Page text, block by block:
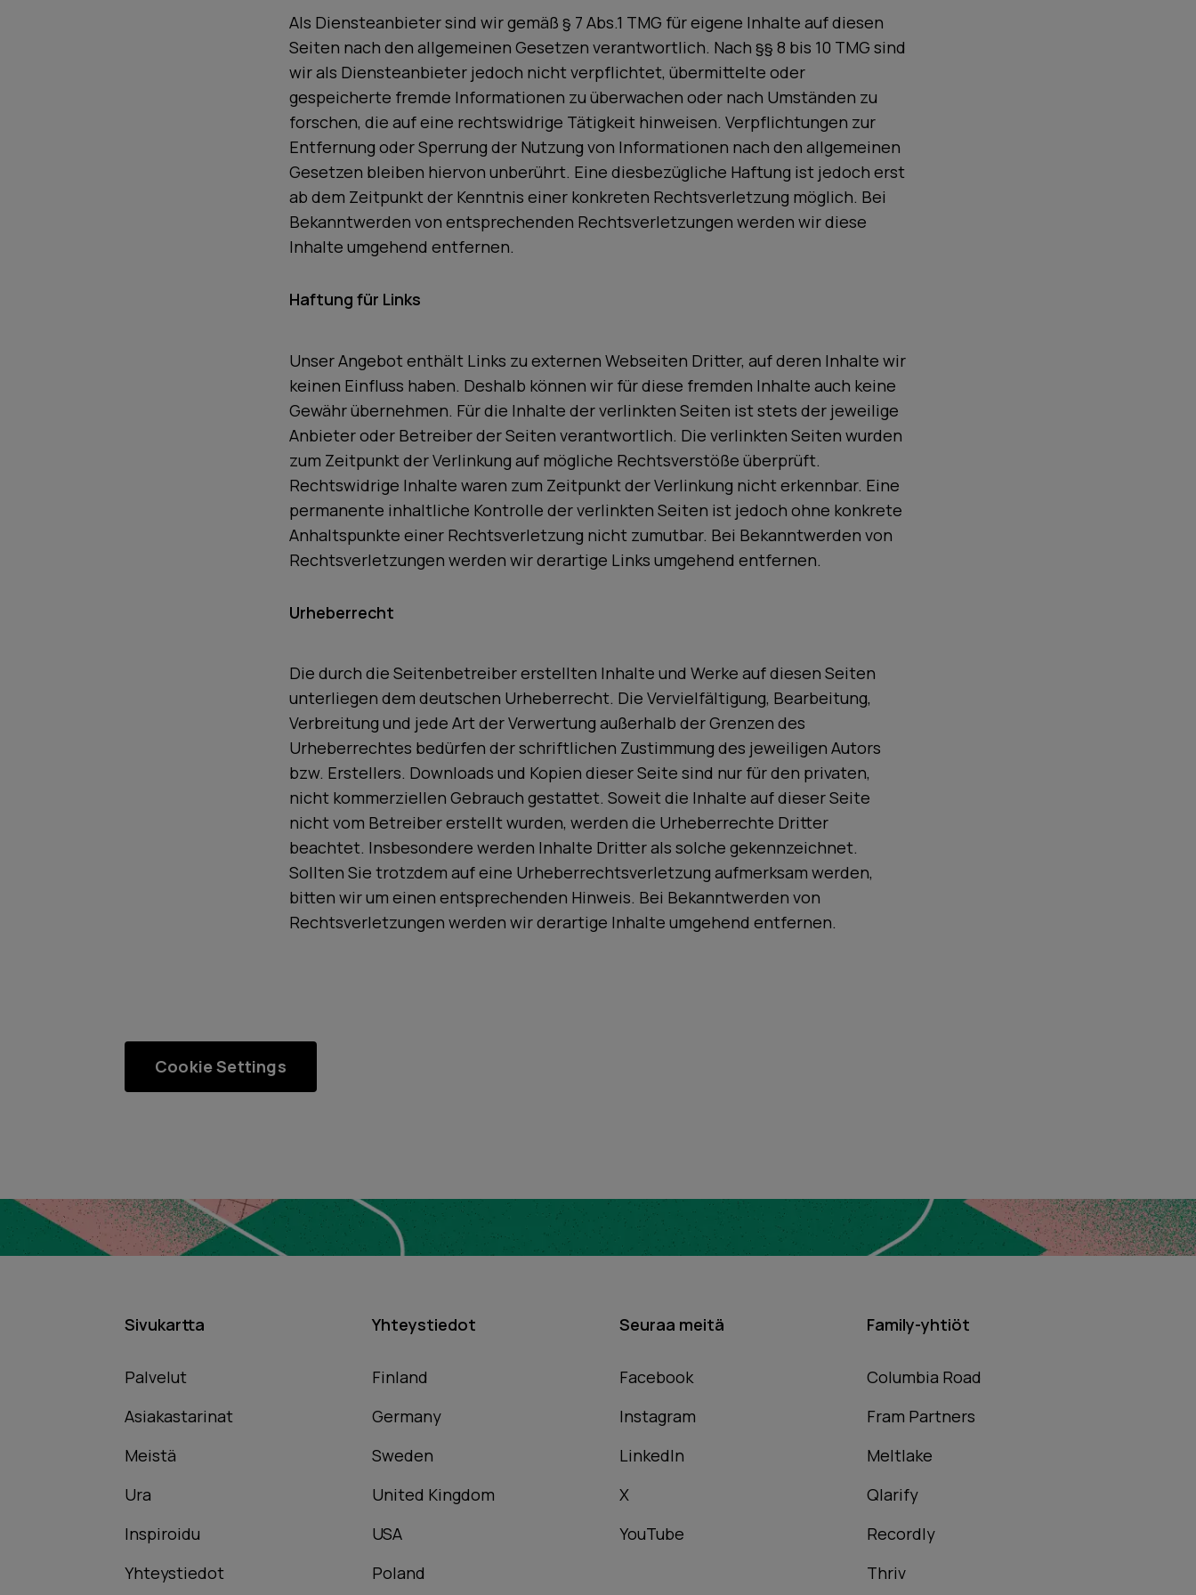
Als Diensteanbieter sind wir gemäß § 7 Abs.1 TMG für eigene Inhalte auf diesen
Seiten nach den allgemeinen Gesetzen verantwortlich. Nach §§ 8 bis 10 TMG sind
wir als Diensteanbieter jedoch nicht verpflichtet, übermittelte oder
gespeicherte fremde Informationen zu überwachen oder nach Umständen zu
forschen, die auf eine rechtswidrige Tätigkeit hinweisen. Verpflichtungen zur
Entfernung oder Sperrung der Nutzung von Informationen nach den allgemeinen
Gesetzen bleiben hiervon unberührt. Eine diesbezügliche Haftung ist jedoch erst
ab dem Zeitpunkt der Kenntnis einer konkreten Rechtsverletzung möglich. Bei
Bekanntwerden von entsprechenden Rechtsverletzungen werden wir diese
Inhalte umgehend entfernen.
Haftung für Links
Unser Angebot enthält Links zu externen Webseiten Dritter, auf deren Inhalte wir
keinen Einfluss haben. Deshalb können wir für diese fremden Inhalte auch keine
Gewähr übernehmen. Für die Inhalte der verlinkten Seiten ist stets der jeweilige
Anbieter oder Betreiber der Seiten verantwortlich. Die verlinkten Seiten wurden
zum Zeitpunkt der Verlinkung auf mögliche Rechtsverstöße überprüft.
Rechtswidrige Inhalte waren zum Zeitpunkt der Verlinkung nicht erkennbar. Eine
permanente inhaltliche Kontrolle der verlinkten Seiten ist jedoch ohne konkrete
Anhaltspunkte einer Rechtsverletzung nicht zumutbar. Bei Bekanntwerden von
Rechtsverletzungen werden wir derartige Links umgehend entfernen.
Urheberrecht
Die durch die Seitenbetreiber erstellten Inhalte und Werke auf diesen Seiten
unterliegen dem deutschen Urheberrecht. Die Vervielfältigung, Bearbeitung,
Verbreitung und jede Art der Verwertung außerhalb der Grenzen des
Urheberrechtes bedürfen der schriftlichen Zustimmung des jeweiligen Autors
bzw. Erstellers. Downloads und Kopien dieser Seite sind nur für den privaten,
nicht kommerziellen Gebrauch gestattet. Soweit die Inhalte auf dieser Seite
nicht vom Betreiber erstellt wurden, werden die Urheberrechte Dritter
beachtet. Insbesondere werden Inhalte Dritter als solche gekennzeichnet.
Sollten Sie trotzdem auf eine Urheberrechtsverletzung aufmerksam werden,
bitten wir um einen entsprechenden Hinweis. Bei Bekanntwerden von
Rechtsverletzungen werden wir derartige Inhalte umgehend entfernen.
Cookie Settings
Sivukartta
Palvelut
Asiakastarinat
Meistä
Ura
Inspiroidu
Yhteystiedot
Yhteystiedot
Finland
Germany
Sweden
United Kingdom
USA
Poland
Seuraa meitä
Facebook
Instagram
LinkedIn
X
YouTube
Family-yhtiöt
Columbia Road
Fram Partners
Meltlake
Qlarify
Recordly
Thriv